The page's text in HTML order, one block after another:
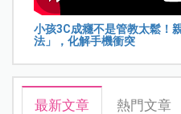
小孩3C成癮不是管教太鬆！
法」，化解手機衝突
最新文章 熱門文章